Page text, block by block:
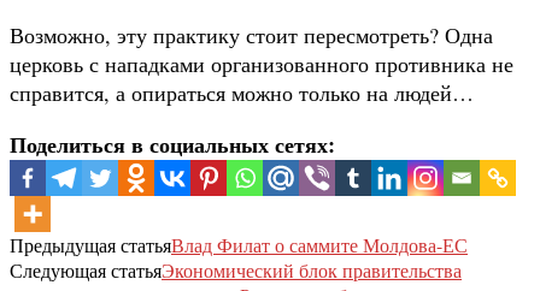
Возможно, эту практику стоит пересмотреть? Одна
церковь с нападками организованного противника не
справится, а опираться можно только на людей…
Поделиться в социальных сетях:
Предыдущая статьяВлад Филат о саммите Молдова-ЕС
Следующая статьяЭкономический блок правительства